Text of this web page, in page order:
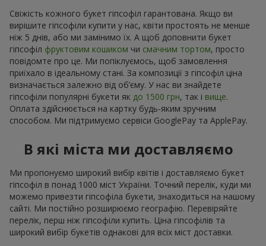
Свіжість кожного букет гіпсофіл гарантована. Якщо ви
вирішите гіпсофіли купити у нас, квіти простоять не менше
ніж 5 днів, або ми замінимо їх. А щоб доповнити букет
гіпсофіл фруктовим кошиком чи смачним тортом, просто
повідомте про це. Ми попіклуємось, щоб замовлення
приїхало в ідеальному стані. За композиції з гіпсофіл ціна
визначається залежно від об’єму. У нас ви знайдете
гіпсофіли популярні букети як до 1500 грн, так і вище.
Оплата здійснюється на картку будь-яким зручним
способом. Ми підтримуємо сервіси GooglePay та ApplePay.
В які міста ми доставляємо
Ми пропонуємо широкий вибір квітів і доставляємо букет
гіпсофіл в понад 1000 міст України. Точний перелік, куди ми
можемо привезти гіпсофіла букети, знаходиться на нашому
сайті. Ми постійно розширюємо географію. Перевіряйте
перелік, перш ніж гіпсофіли купить. Ціна гіпсофілів та
широкий вибір букетів однакові для всіх міст доставки.